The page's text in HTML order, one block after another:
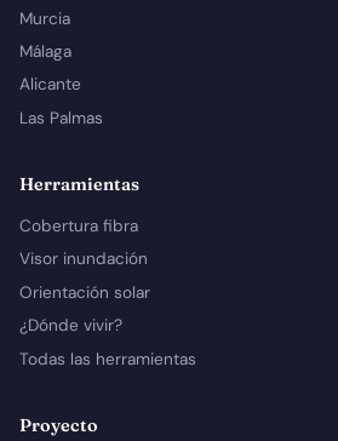
Murcia
Málaga
Alicante
Las Palmas
Herramientas
Cobertura fibra
Visor inundación
Orientación solar
¿Dónde vivir?
Todas las herramientas
Proyecto